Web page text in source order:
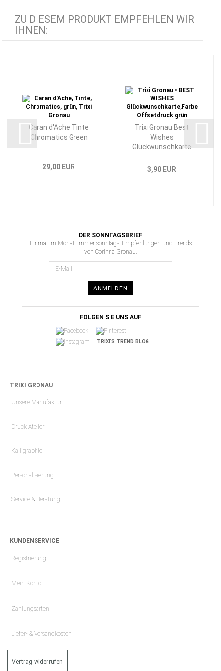
ZU DIESEM PRODUKT EMPFEHLEN WIR
IHNEN:
Caran d'Ache Tinte
Chromatics Green
29,00 EUR
Trixi Gronau Best
Wishes
Glückwunschkarte
3,90 EUR
DER SONNTAGSBRIEF
Einmal im Monat, immer sonntags: Empfehlungen und Trends
von Corinna Gronau.
ANMELDEN
FOLGEN SIE UNS AUF
TRIXI´S TREND BLOG
TRIXI GRONAU
Unsere Manufaktur
Druck Atelier
Kalligraphie
Personalisierung
Service & Beratung
KUNDENSERVICE
Registrierung
Mein Konto
Zahlungsarten
Liefer- & Versandkosten
Vertrag widerrufen